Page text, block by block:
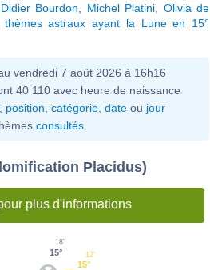
Didier Bourdon Michel Platini
Olivia de
thèmes astraux ayant la Lune en 15°
vendredi 7 août 2026 à 16h16
40 110 avec heure de naissance
position catégorie date ou jour
consultés
Placidus)
plus d'informations
15°
12'
15°
18'